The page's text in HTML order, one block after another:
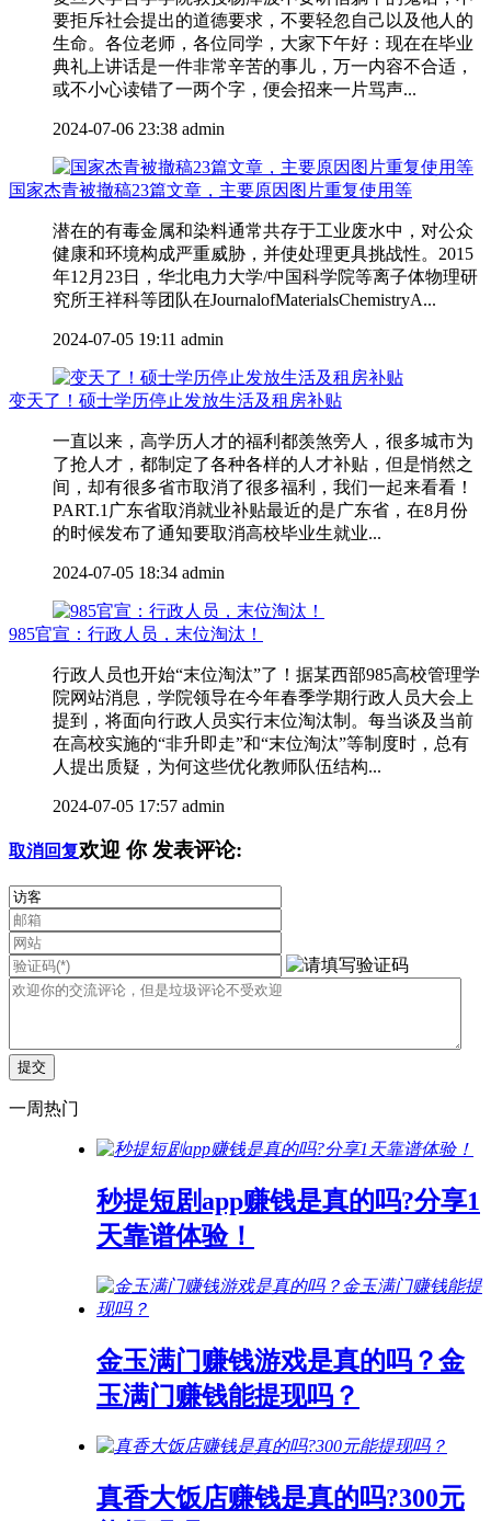
要拒斥社会提出的道德要求，不要轻忽自己以及他人的
生命。各位老师，各位同学，大家下午好：现在在毕业
典礼上讲话是一件非常辛苦的事儿，万一内容不合适，
或不小心读错了一两个字，便会招来一片骂声...
2024-07-06 23:38 admin
国家杰青被撤稿23篇文章，主要原因图片重复使用等
潜在的有毒金属和染料通常共存于工业废水中，对公众
健康和环境构成严重威胁，并使处理更具挑战性。2015
年12月23日，华北电力大学/中国科学院等离子体物理研
究所王祥科等团队在JournalofMaterialsChemistryA...
2024-07-05 19:11 admin
变天了！硕士学历停止发放生活及租房补贴
一直以来，高学历人才的福利都羡煞旁人，很多城市为
了抢人才，都制定了各种各样的人才补贴，但是悄然之
间，却有很多省市取消了很多福利，我们一起来看看！
PART.1广东省取消就业补贴最近的是广东省，在8月份
的时候发布了通知要取消高校毕业生就业...
2024-07-05 18:34 admin
985官宣：行政人员，末位淘汰！
行政人员也开始“末位淘汰”了！据某西部985高校管理学
院网站消息，学院领导在今年春季学期行政人员大会上
提到，将面向行政人员实行末位淘汰制。每当谈及当前
在高校实施的“非升即走”和“末位淘汰”等制度时，总有
人提出质疑，为何这些优化教师队伍结构...
2024-07-05 17:57 admin
取消回复欢迎 你发表评论:
一周热门
秒提短剧app赚钱是真的吗?分享1
天靠谱体验！
金玉满门赚钱游戏是真的吗？金
玉满门赚钱能提现吗？
真香大饭店赚钱是真的吗?300元